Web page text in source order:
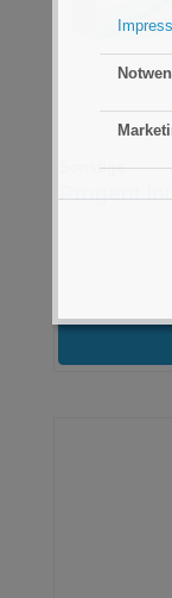
Sonstige
Progent